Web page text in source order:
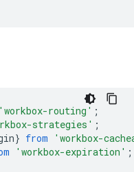
'workbox-routing' ;
strategies' ;
} from
'workbox-
'workbox-expiration' ;